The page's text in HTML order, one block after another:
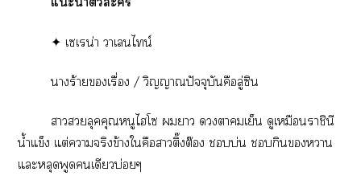
✦ เเรน่า าเนไน์
าร้ายเรื่อง / วิญญาณปัจจุบันคือลู่ซิน
าลุคคุณหนูไโ า าเย็น ดูเหมือนราชินี
น้ำแข็ง แต่าจริงข้างใคือาติ๊งต๊อง บ่น กินา
แะหลุดพูดเดียวบ่อยๆ